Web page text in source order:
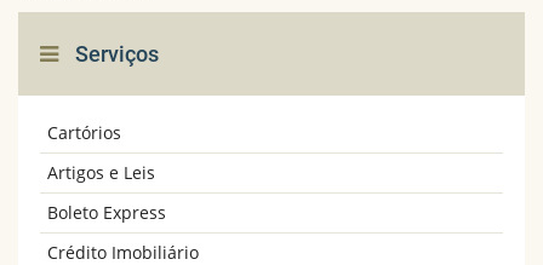
Serviços
Cartórios
Artigos e Leis
Boleto Express
Crédito Imobiliário